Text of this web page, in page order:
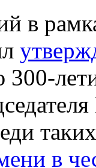
в
в